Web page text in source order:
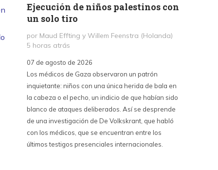
Ejecución de niños palestinos con
un solo tiro
por Maud Effting y Willem Feenstra (Holanda)
5 horas atrás
07 de agosto de 2026
Los médicos de Gaza observaron un patrón
inquietante: niños con una única herida de bala en
la cabeza o el pecho, un indicio de que habían sido
blanco de ataques deliberados. Así se desprende
de una investigación de De Volkskrant, que habló
con los médicos, que se encuentran entre los
últimos testigos presenciales internacionales.